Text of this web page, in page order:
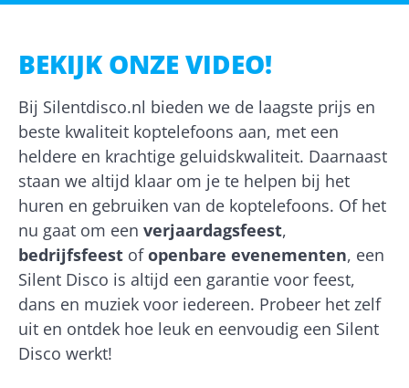
BEKIJK ONZE VIDEO!
Bij Silentdisco.nl bieden we de laagste prijs en
beste kwaliteit koptelefoons aan, met een
heldere en krachtige geluidskwaliteit. Daarnaast
staan we altijd klaar om je te helpen bij het
huren en gebruiken van de koptelefoons. Of het
nu gaat om een verjaardagsfeest,
bedrijfsfeest ofopenbare evenementen, een
Silent Disco is altijd een garantie voor feest,
dans en muziek voor iedereen. Probeer het zelf
uit en ontdek hoe leuk en eenvoudig een Silent
Disco werkt!